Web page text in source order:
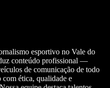
esportivo no Vale do
conteúdo profissional —
de comunicação de todo
ética, qualidade e